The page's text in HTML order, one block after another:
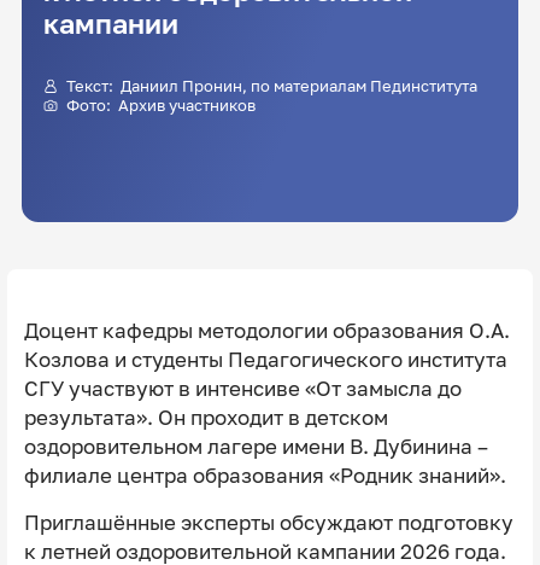
кампании
Текст: Даниил Пронин, по материалам Пединститута
Фото: Архив участников
Доцент кафедры методологии образования О.А.
Козлова и студенты Педагогического института
СГУ участвуют в интенсиве «От замысла до
результата». Он проходит в детском
оздоровительном лагере имени В. Дубинина –
филиале центра образования «Родник знаний».
Приглашённые эксперты обсуждают подготовку
к летней оздоровительной кампании 2026 года.